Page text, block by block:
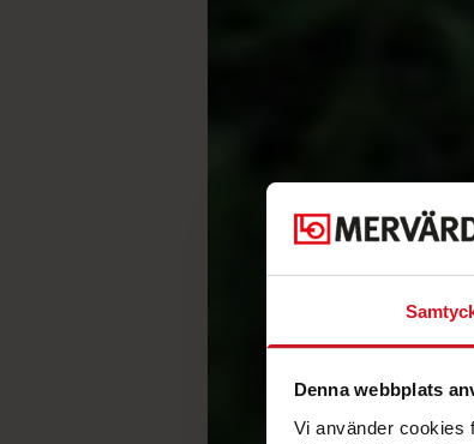
Denna webbplats
Vi använder cookies